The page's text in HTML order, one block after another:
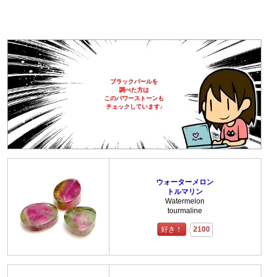
ブラックパールを
調べた方は
このパワーストーンも
チェックしています♪
ウォーターメロン
トルマリン
Watermelon
tourmaline
好き！ 2100